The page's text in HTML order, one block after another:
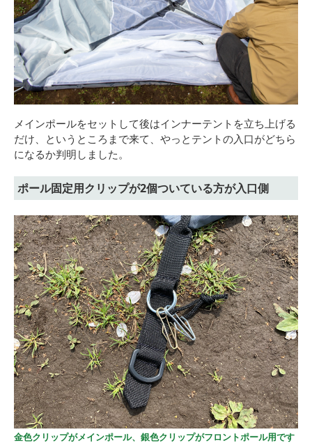
メインポールをセットして後はインナーテントを立ち上げる
だけ、というところまで来て、やっとテントの入口がどちら
になるか判明しました。
ポール固定用クリップが2個ついている方が入口側
金色クリップがメインポール、銀色クリップがフロントポール用です